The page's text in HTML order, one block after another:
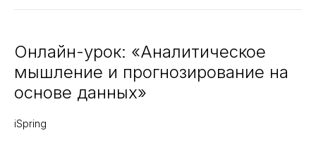
Онлайн-урок: «Аналитическое
мышление и прогнозирование на
основе данных»
iSpring